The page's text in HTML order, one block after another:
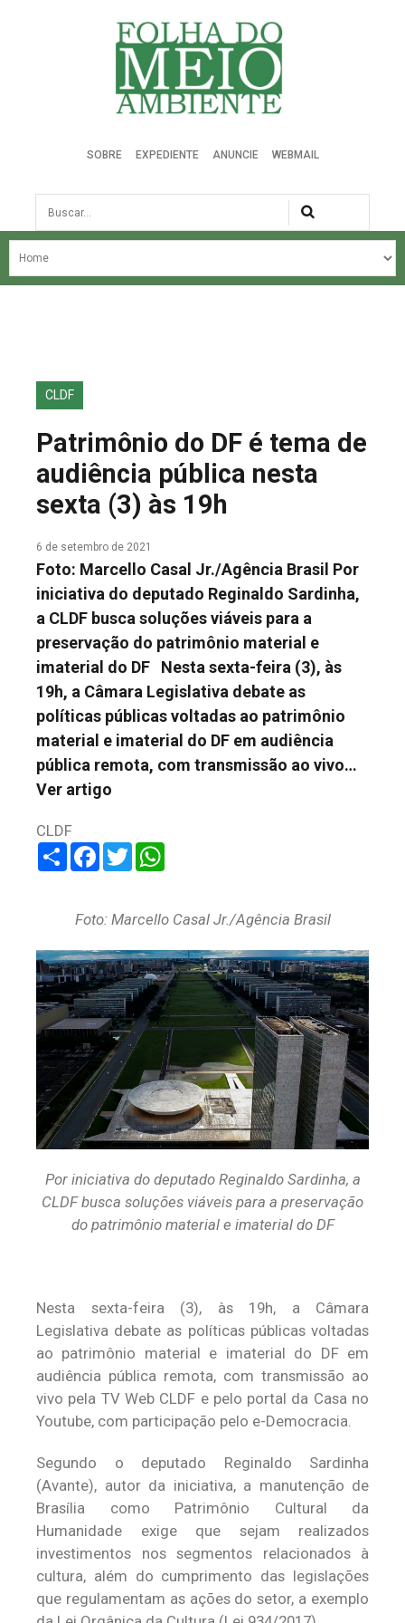
Folha do Meio Ambiente
SOBRE EXPEDIENTE ANUNCIE WEBMAIL
Busca
NOSSA HISTÓRIA
EDIÇÕES ANTERIORES
FALE CONOSCO
CLDF
Patrimônio do DF é tema de
audiência pública nesta
sexta (3) às 19h
6 de setembro de 2021
Foto: Marcello Casal Jr./Agência Brasil Por
iniciativa do deputado Reginaldo Sardinha,
a CLDF busca soluções viáveis para a
preservação do patrimônio material e
imaterial do DF Nesta sexta-feira (3), às
19h, a Câmara Legislativa debate as
políticas públicas voltadas ao patrimônio
material e imaterial do DF em audiência
pública remota, com transmissão ao vivo…
Ver artigo
CLDF
ShareFacebook
Twitter
Foto: Marcello Casal Jr./Agência Brasil
Por iniciativa do deputado Reginaldo Sardinha, a
CLDF busca soluções viáveis para a preservação
do patrimônio material e imaterial do DF
Nesta sexta-feira (3), às 19h, a Câmara
Legislativa debate as políticas públicas voltadas
ao patrimônio material e imaterial do DF em
audiência pública remota, com transmissão ao
vivo pela TV Web CLDF e pelo portal da Casa no
Youtube, com participação pelo e-Democracia.
Segundo o deputado Reginaldo Sardinha
(Avante), autor da iniciativa, a manutenção de
Brasília como Patrimônio Cultural da
Humanidade exige que sejam realizados
investimentos nos segmentos relacionados à
cultura, além do cumprimento das legislações
que regulamentam as ações do setor, a exemplo